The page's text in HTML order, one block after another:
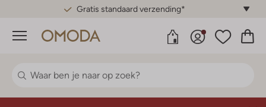
Gratis standaard verzending*
Menu